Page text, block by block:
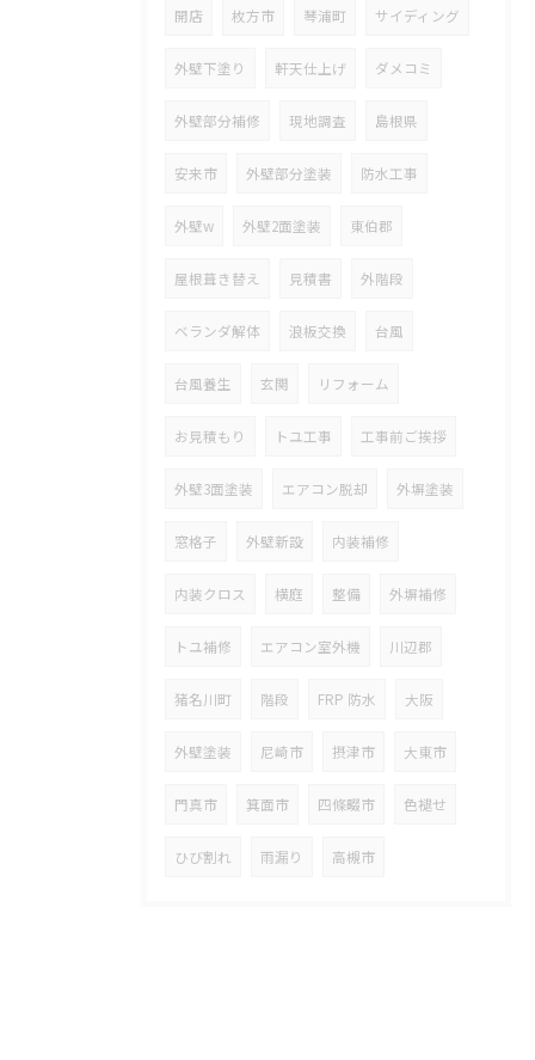
開店 枚方市 琴浦町 サイディング
外壁下塗り 軒天仕上げ ダメコミ
外壁部分補修 現地調査 島根県
安来市 外壁部分塗装 防水工事
外壁w 外壁2面塗装 東伯郡
屋根葺き替え 見積書 外階段
ベランダ解体 浪板交換 台風
台風養生 玄関 リフォーム
お見積もり トユ工事 工事前ご挨拶
外壁3面塗装 エアコン脱却 外塀塗装
窓格子 外壁新設 内装補修
内装クロス 横庭 整備 外塀補修
トユ補修 エアコン室外機 川辺郡
猪名川町 階段 FRP 防水 大阪
外壁塗装 尼崎市 摂津市 大東市
門真市 箕面市 四條畷市 色褪せ
ひび割れ 雨漏り 高槻市